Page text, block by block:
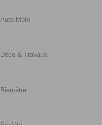
Auto-Moto
Déco & Travaux
Bien-être